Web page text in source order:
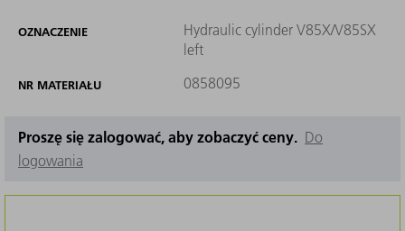
OZNACZENIE
Hydraulic cylinder V85X/V85SX
left
NR MATERIAŁU 0858095
Proszę się zalogować, aby zobaczyć ceny. Do
logowania